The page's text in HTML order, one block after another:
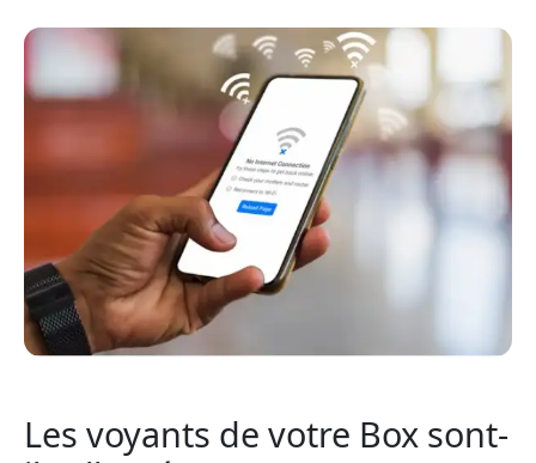
Les voyants de votre Box sont-